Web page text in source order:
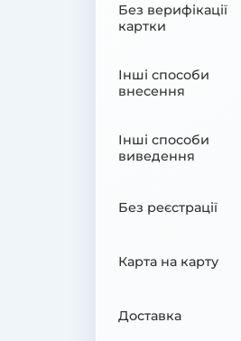
Без верифікації
картки
Інші способи
внесення
Інші способи
виведення
Без реєстрації
Карта на карту
Доставка